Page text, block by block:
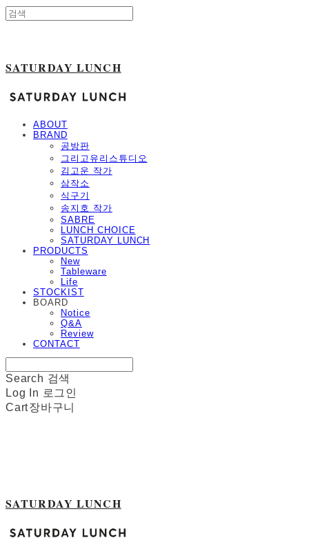
SATURDAY LUNCH
ABOUT
BRAND
공방판
그리고유리스튜디오
김고운 작가
삼작소
식구기
송지호 작가
SABRE
LUNCH CHOICE
SATURDAY LUNCH
PRODUCTS
New
Tableware
Life
STOCKIST
BOARD
Notice
Q&A
Review
CONTACT
Search 검색
Log In 로그인
Cart장바구니
SATURDAY LUNCH